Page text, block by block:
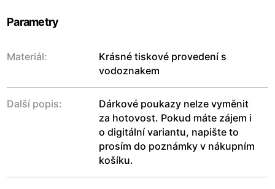
Parametry
Materiál:
Krásné tiskové provedení s
vodoznakem
Další popis:
Dárkové poukazy nelze vyměnit
za hotovost. Pokud máte zájem i
o digitální variantu, napište to
prosím do poznámky v nákupním
košíku.